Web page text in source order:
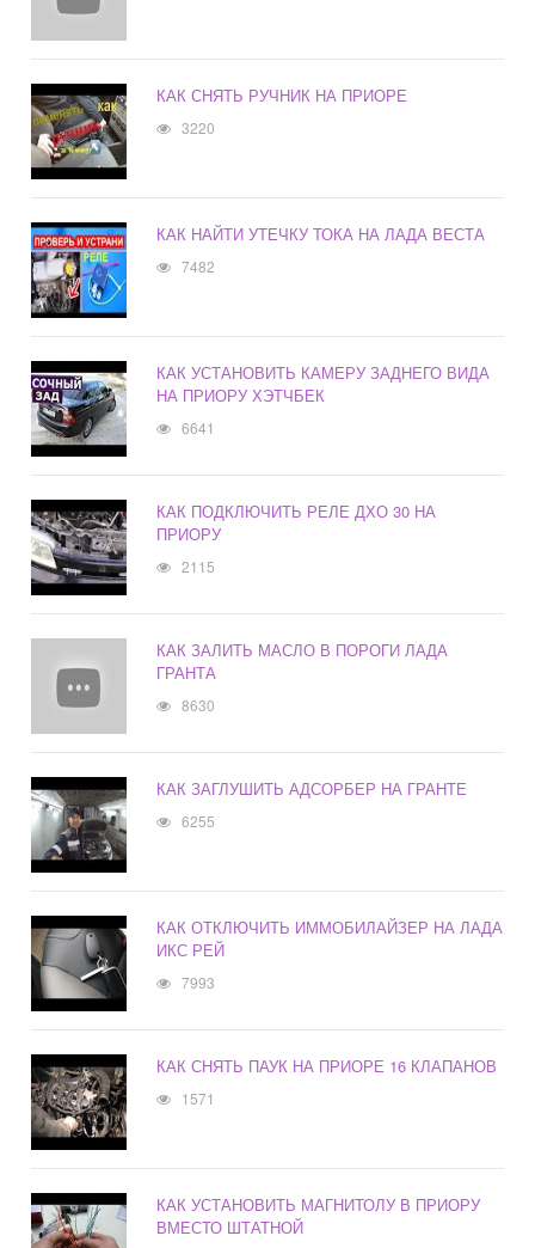
КАК СНЯТЬ РУЧНИК НА ПРИОРЕ
3220
КАК НАЙТИ УТЕЧКУ ТОКА НА ЛАДА ВЕСТА
7482
КАК УСТАНОВИТЬ КАМЕРУ ЗАДНЕГО ВИДА
НА ПРИОРУ ХЭТЧБЕК
6641
КАК ПОДКЛЮЧИТЬ РЕЛЕ ДХО 30 НА
ПРИОРУ
2115
КАК ЗАЛИТЬ МАСЛО В ПОРОГИ ЛАДА
ГРАНТА
8630
КАК ЗАГЛУШИТЬ АДСОРБЕР НА ГРАНТЕ
6255
КАК ОТКЛЮЧИТЬ ИММОБИЛАЙЗЕР НА ЛАДА
ИКС РЕЙ
7993
КАК СНЯТЬ ПАУК НА ПРИОРЕ 16 КЛАПАНОВ
1571
КАК УСТАНОВИТЬ МАГНИТОЛУ В ПРИОРУ
ВМЕСТО ШТАТНОЙ